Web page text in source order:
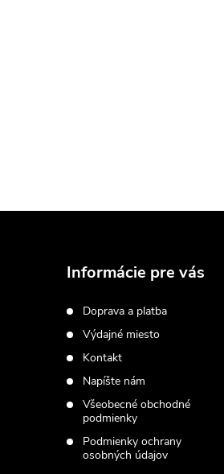
Informácie pre vás
Doprava a platba
Výdajné miesto
Kontakt
Napíšte nám
Všeobecné obchodné
podmienky
Podmienky ochrany
osobných údajov